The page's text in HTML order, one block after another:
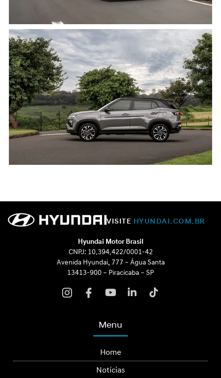
VISITE HYUNDAI.COM.BR
Hyundai Motor Brasil
CNPJ: 10.394.422/0001-42
Avenida Hyundai, 777 – Água Santa
13413-900 – Piracicaba – SP
Menu
Home
Notícias